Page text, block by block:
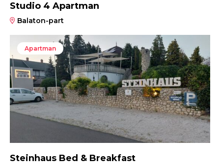
Studio 4 Apartman
Balaton-part
Apartman
Steinhaus Bed & Breakfast